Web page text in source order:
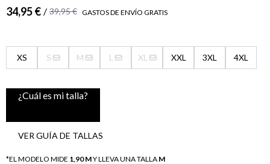
34,95 € / 39,95 € GASTOS DE ENVÍO GRATIS
XS S M L XL XXL 3XL 4XL
¿Cuál es mi talla?
VER GUÍA DE TALLAS
*EL MODELO MIDE 1,90 MY LLEVA UNA TALLA M